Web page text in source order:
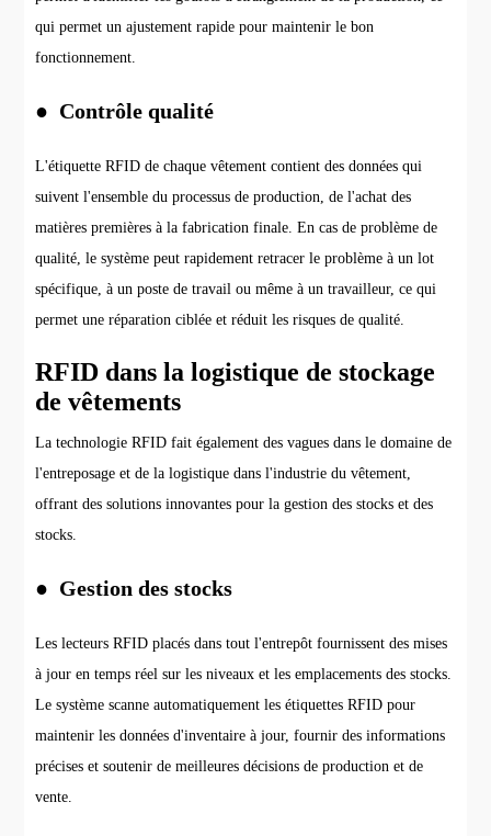
qui permet un ajustement rapide pour maintenir le bon
fonctionnement.
● Contrôle qualité
L'étiquette RFID de chaque vêtement contient des données qui
suivent l'ensemble du processus de production, de l'achat des
matières premières à la fabrication finale. En cas de problème de
qualité, le système peut rapidement retracer le problème à un lot
spécifique, à un poste de travail ou même à un travailleur, ce qui
permet une réparation ciblée et réduit les risques de qualité.
RFID dans la logistique de stockage
de vêtements
La technologie RFID fait également des vagues dans le domaine de
l'entreposage et de la logistique dans l'industrie du vêtement,
offrant des solutions innovantes pour la gestion des stocks et des
stocks.
● Gestion des stocks
Les lecteurs RFID placés dans tout l'entrepôt fournissent des mises
à jour en temps réel sur les niveaux et les emplacements des stocks.
Le système scanne automatiquement les étiquettes RFID pour
maintenir les données d'inventaire à jour, fournir des informations
précises et soutenir de meilleures décisions de production et de
vente.